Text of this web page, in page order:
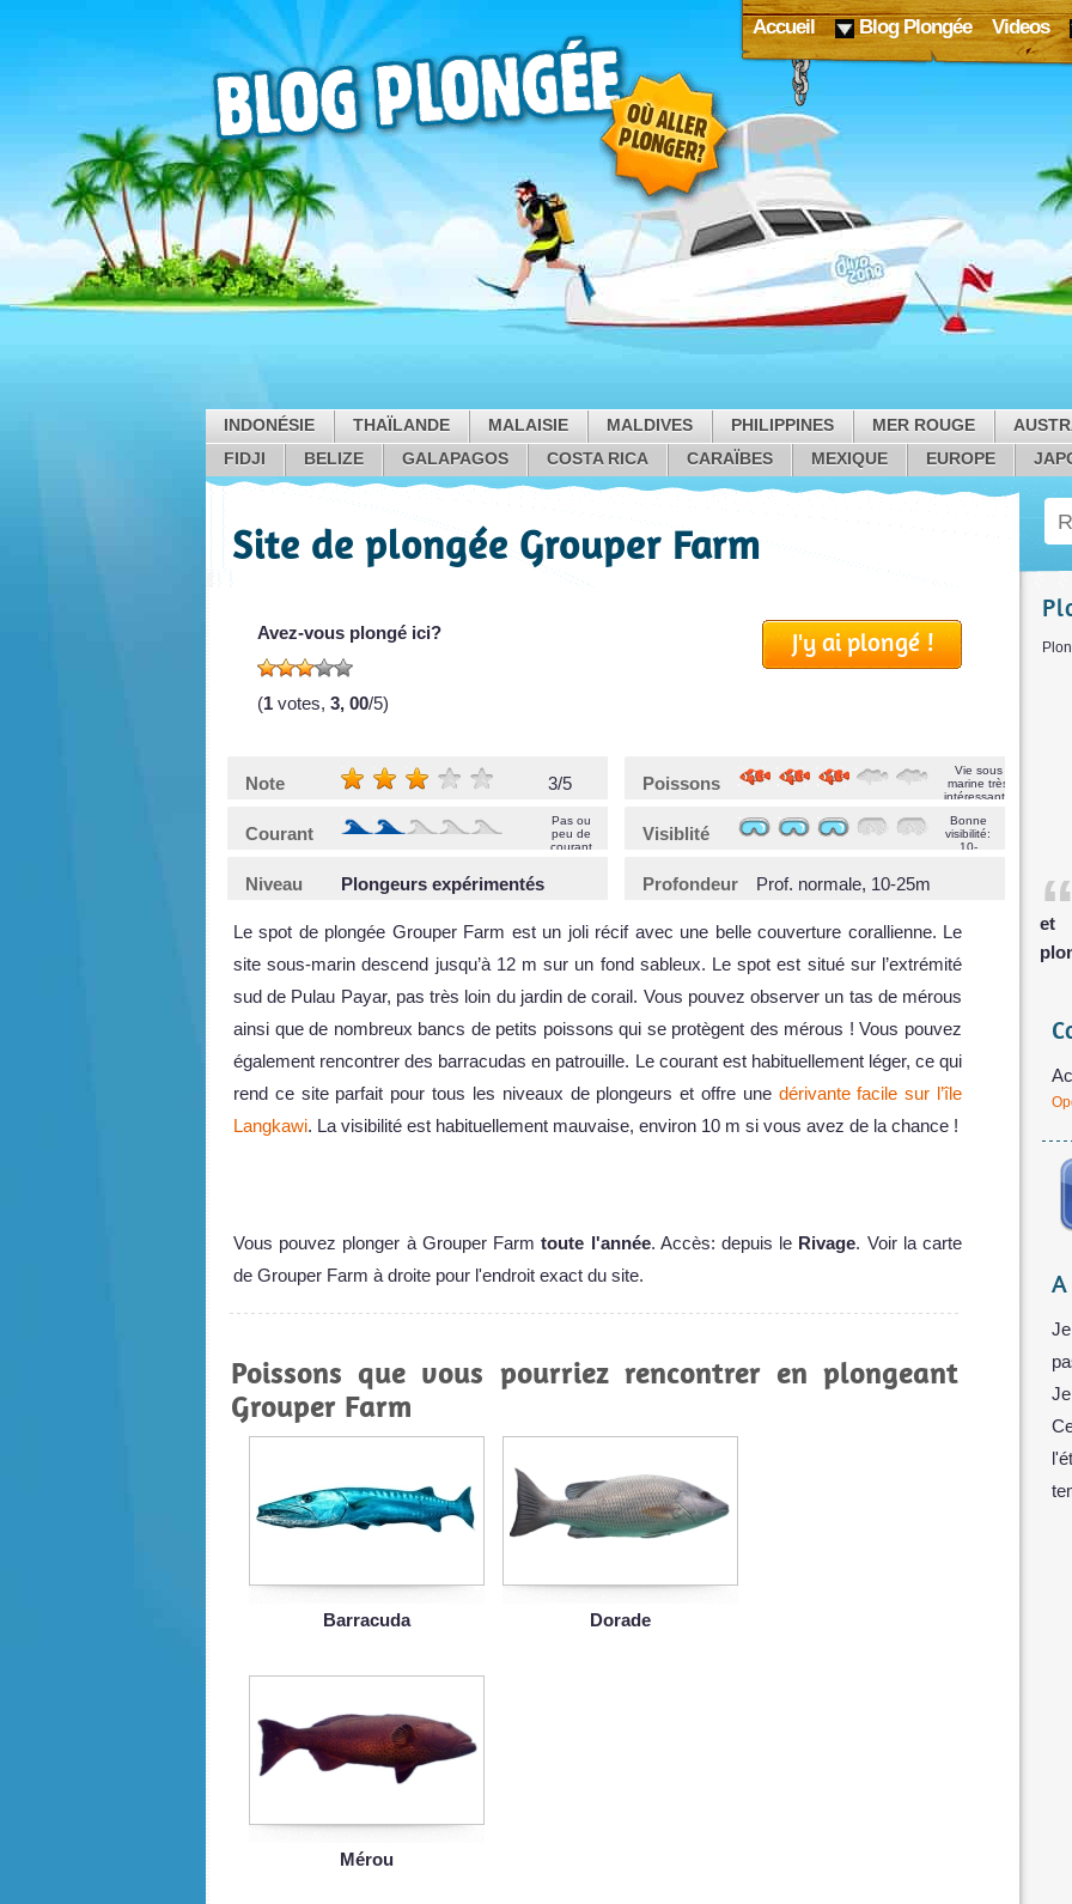
Accueil Blog Plongée Videos
INDONÉSIE THAÏLANDE MALAISIE MALDIVES PHILIPPINES MER ROUGE
FIDJI
BELIZE GALAPAGOS COSTA RICA CARAÏBES MEXIQUE EUROPE
Site de plongée Grouper Farm
J'y ai plongé !
Avez-vous plongé ici?
(1 votes, 3, 00/5)
Note 3/5 Poissons
Vie sous
marine très
intéressante
Courant
Pas ou
peu de
courant
Visiblité
Bonne
visibilité:
10-
Niveau Plongeurs expérimentés Profondeur Prof. normale, 10-25m
Le spot de plongée Grouper Farm est un joli récif avec une belle couverture corallienne. Le
site sous-marin descend jusqu’à 12 m sur un fond sableux. Le spot est situé sur l’extrémité
sud de Pulau Payar, pas très loin du jardin de corail. Vous pouvez observer un tas de mérous
ainsi que de nombreux bancs de petits poissons qui se protègent des mérous ! Vous pouvez
également rencontrer des barracudas en patrouille. Le courant est habituellement léger, ce qui
rend ce site parfait pour tous les niveaux de plongeurs et offre une dérivante facile sur l’île
Langkawi. La visibilité est habituellement mauvaise, environ 10 m si vous avez de la chance !
Vous pouvez plonger à Grouper Farmtoute l'année. Accès: depuis le Rivage. Voir la carte
de Grouper Farm à droite pour l'endroit exact du site.
Poissons que vous pourriez rencontrer en plongeant
Grouper Farm
Barracuda Dorade
Mérou
et